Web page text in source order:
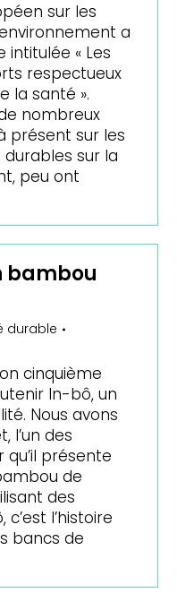
sur les
a
intitulée « Les
respectueux
la santé ».
nombreux
présent sur les
sur la
peu ont
bambou
durable
cinquième
In-bô, un
Nous avons
l’un des
présente
de
des
c’est l’histoire
bancs de